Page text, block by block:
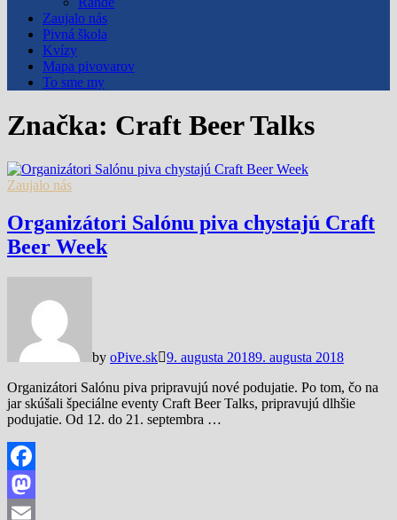
Zaujalo nás
Pivná škola
Kvízy
Mapa pivovarov
To sme my
Značka: Craft Beer Talks
Zaujalo nás
Organizátori Salónu piva chystajú Craft
Beer Week
by oPive.sk 9. augusta 20189. augusta 2018
Organizátori Salónu piva pripravujú nové podujatie. Po tom, čo na
jar skúšali špeciálne eventy Craft Beer Talks, pripravujú dlhšie
podujatie. Od 12. do 21. septembra …
Facebook
Mastodon